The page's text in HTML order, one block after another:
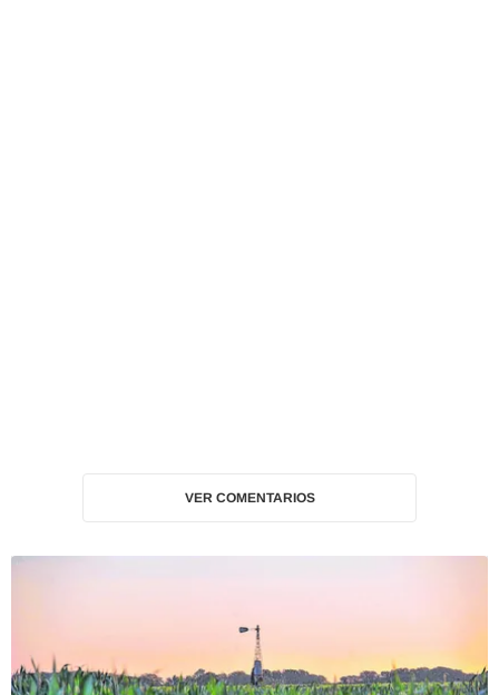
VER COMENTARIOS